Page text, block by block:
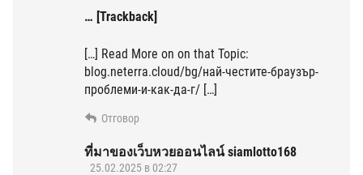
… [Trackback]
[…] Read More on on that Topic:
blog.neterra.cloud/bg/най-честите-браузър-
проблеми-и-как-да-г/ […]
Отговор
ที่มาของเว็บหวยออนไลน์ siamlotto168
25.02.2025 в 02:27